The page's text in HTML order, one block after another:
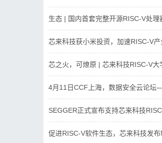
生态 | 国内首套完整开源RISC-V处理
芯来科技获小米投资，加速RISC-V
芯之火，可燎原 | 芯来科技RISC-V大
4月11日CCF上海，数据安全云论
SEGGER正式宣布支持芯来科技
促进RISC-V软件生态，芯来科技发